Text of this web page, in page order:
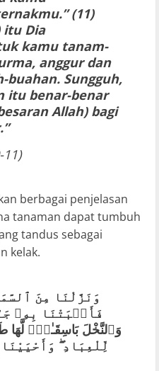
(11)
itu Dia
kamu tanam-
anggur dan
buahan. Sungguh,
itu benar-benar
Allah) bagi
berbagai penjelasan
tanaman dapat tumbuh
tandus sebagai
kelak.
وَنَزَّلْنَا مِنَ
لِّلْعِبَادِ